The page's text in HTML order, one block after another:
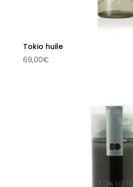
Tokio huile
69,00€